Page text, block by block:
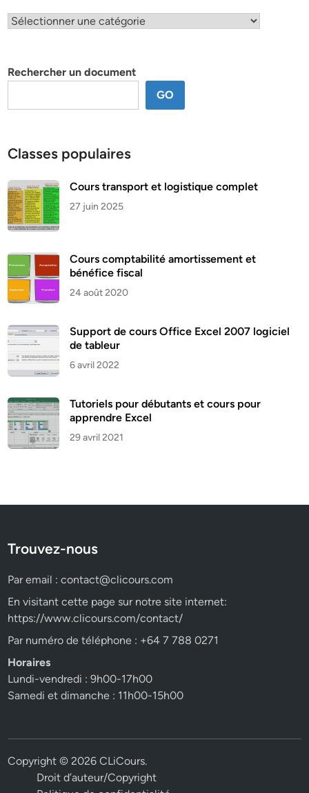
Classification
Rechercher un document
GO
Classes populaires
Cours transport et logistique complet
27 juin 2025
Cours comptabilité amortissement et
bénéfice fiscal
24 août 2020
Support de cours Office Excel 2007 logiciel
de tableur
6 avril 2022
Tutoriels pour débutants et cours pour
apprendre Excel
29 avril 2021
Trouvez-nous
Par email :contact@clicours.com
En visitant cette page sur notre site internet:
https://www.clicours.com/contact/
Par numéro de téléphone : +64 7 788 0271
Horaires
Lundi-vendredi : 9h00-17h00
Samedi et dimanche : 11h00-15h00
Copyright © 2026CLiCours.
Droit d’auteur/Copyright